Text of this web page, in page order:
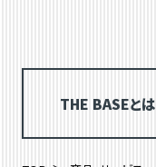
THE BASEとは